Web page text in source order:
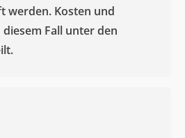
werden. Kosten und
Fall unter den